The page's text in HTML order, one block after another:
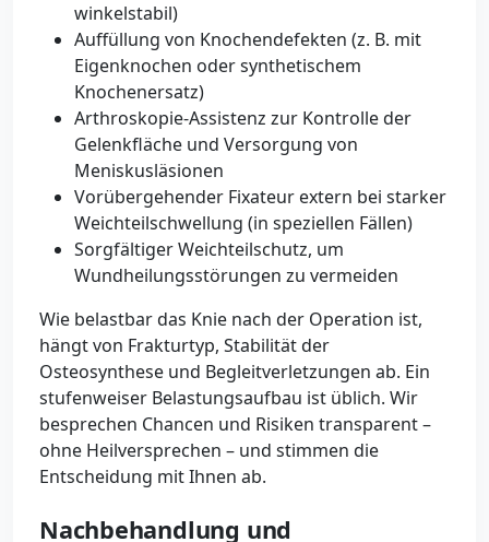
winkelstabil)
Auffüllung von Knochendefekten (z. B. mit
Eigenknochen oder synthetischem
Knochenersatz)
Arthroskopie-Assistenz zur Kontrolle der
Gelenkfläche und Versorgung von
Meniskusläsionen
Vorübergehender Fixateur extern bei starker
Weichteilschwellung (in speziellen Fällen)
Sorgfältiger Weichteilschutz, um
Wundheilungsstörungen zu vermeiden
Wie belastbar das Knie nach der Operation ist,
hängt von Frakturtyp, Stabilität der
Osteosynthese und Begleitverletzungen ab. Ein
stufenweiser Belastungsaufbau ist üblich. Wir
besprechen Chancen und Risiken transparent –
ohne Heilversprechen – und stimmen die
Entscheidung mit Ihnen ab.
Nachbehandlung und